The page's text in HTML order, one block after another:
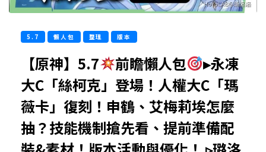
5.7 懶人包 整理 版本
【原神】5.7 前瞻懶人包
▸永凍
大C「絲柯克」登場！人權大C「瑪
薇卡」復刻！申鶴、艾梅莉埃怎麼
抽？技能機制搶先看、提前準備配